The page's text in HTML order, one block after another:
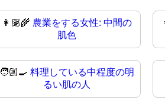
👩🏽‍🌾 農業をする女性: 中間の
肌色
🧑🏼‍🍳 料理している中程度の明
るい肌の人